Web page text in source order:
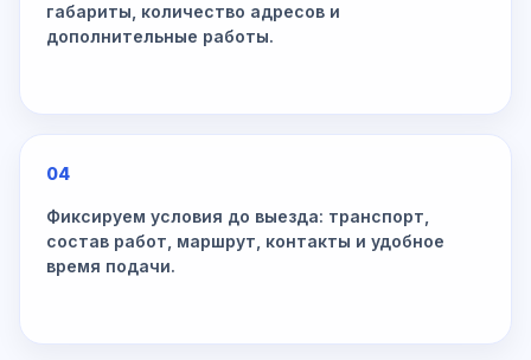
габариты, количество адресов и
дополнительные работы.
04
Фиксируем условия до выезда: транспорт,
состав работ, маршрут, контакты и удобное
время подачи.